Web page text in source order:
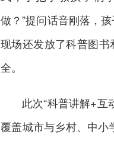
做？”提问话音刚落，
现场还发放了科普图书
全。
此次“科普讲解+互
覆盖城市与乡村、中